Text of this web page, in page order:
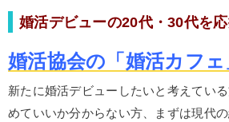
婚活デビューの20代・30代を応
婚活協会の「婚活カフェ
新たに婚活デビューしたいと考えてい
めていいか分からない方、まずは現代